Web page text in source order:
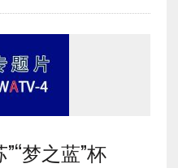
梦之蓝”杯